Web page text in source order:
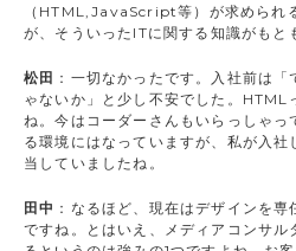
（HTML,JavaScript等）が求められ
が、そういったITに関する知識がもと
松田 ：一切なかったです。入社前は
ゃないか」と少し不安でした。HTML
ね。今はコーダーさんもいらっしゃっ
る環境にはなっていますが、私が入社
当していましたね。
田中 ：なるほど、現在はデザインを
ですね。とはいえ、メディアコンサ